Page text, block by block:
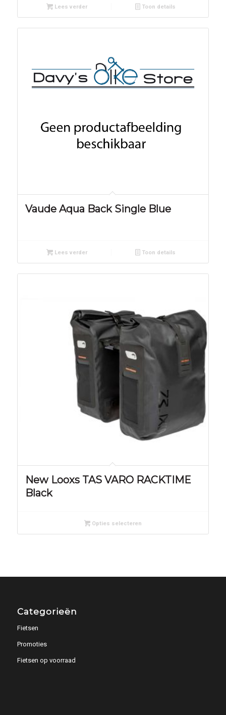
Lees verder Toon details
Vaude Aqua Back Single Blue
Lees verder Toon details
New Looxs TAS VARO RACKTIME
Black
Opties selecteren
Categorieën
Fietsen
Promoties
Fietsen op voorraad